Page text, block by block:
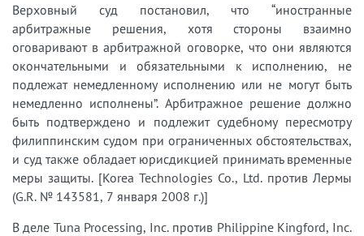
Верховный суд постановил, что “иностранные
арбитражные решения, хотя стороны взаимно
оговаривают в арбитражной оговорке, что они являются
окончательными и обязательными к исполнению, не
подлежат немедленному исполнению или не могут быть
немедленно исполнены”. Арбитражное решение должно
быть подтверждено и подлежит судебному пересмотру
филиппинским судом при ограниченных обстоятельствах,
и суд также обладает юрисдикцией принимать временные
меры защиты. [Korea Technologies Co., Ltd. против Лермы
(G.R. № 143581, 7 января 2008 г.)]
В деле Tuna Processing, Inc. против Philippine Kingford, Inc.